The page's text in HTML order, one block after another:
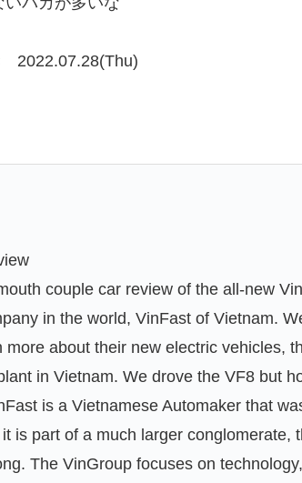
2022.07.28(Thu)
couple car review of the all-new
in the world, VinFast of Vietnam.
more about their new electric vehicles,
in Vietnam. We drove the VF8 but
is a Vietnamese Automaker that
is part of a much larger conglomerate,
The VinGroup focuses on